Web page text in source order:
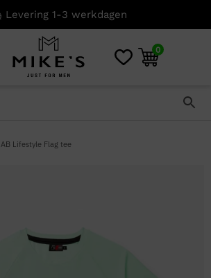
Levering 1-3 werkdagen
0
AB Lifestyle Flag tee